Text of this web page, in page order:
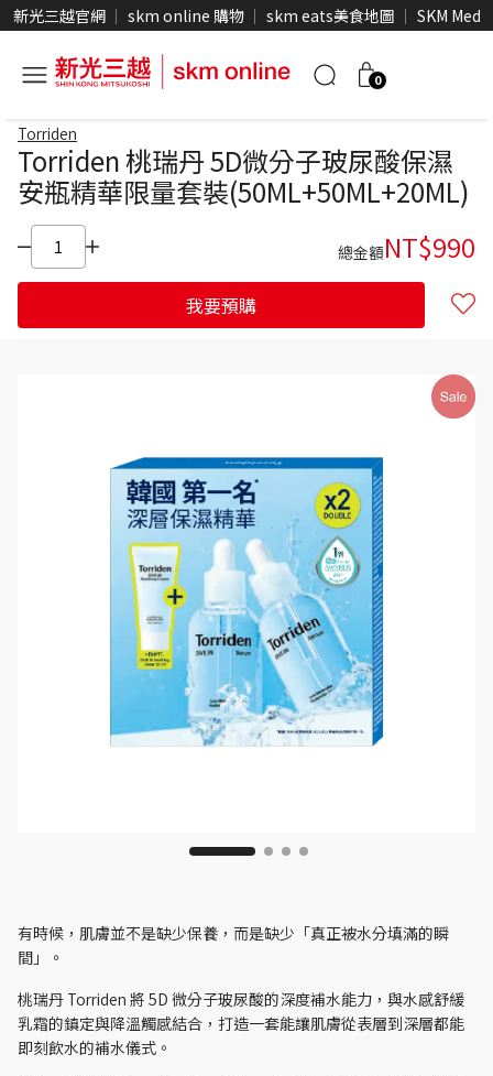
新光三越官網 skm online 購物 skm eats美食地圖 SKM Media
0
Torriden
Torriden 桃瑞丹 5D微分子玻尿酸保濕
安瓶精華限量套裝(50ML+50ML+20ML)
總金額NT$990
我要預購
有時候，肌膚並不是缺少保養，而是缺少「真正被水分填滿的瞬
間」。
桃瑞丹 Torriden 將 5D 微分子玻尿酸的深度補水能力，與水感舒緩
乳霜的鎮定與降溫觸感結合，打造一套能讓肌膚從表層到深層都能
即刻飲水的補水儀式。